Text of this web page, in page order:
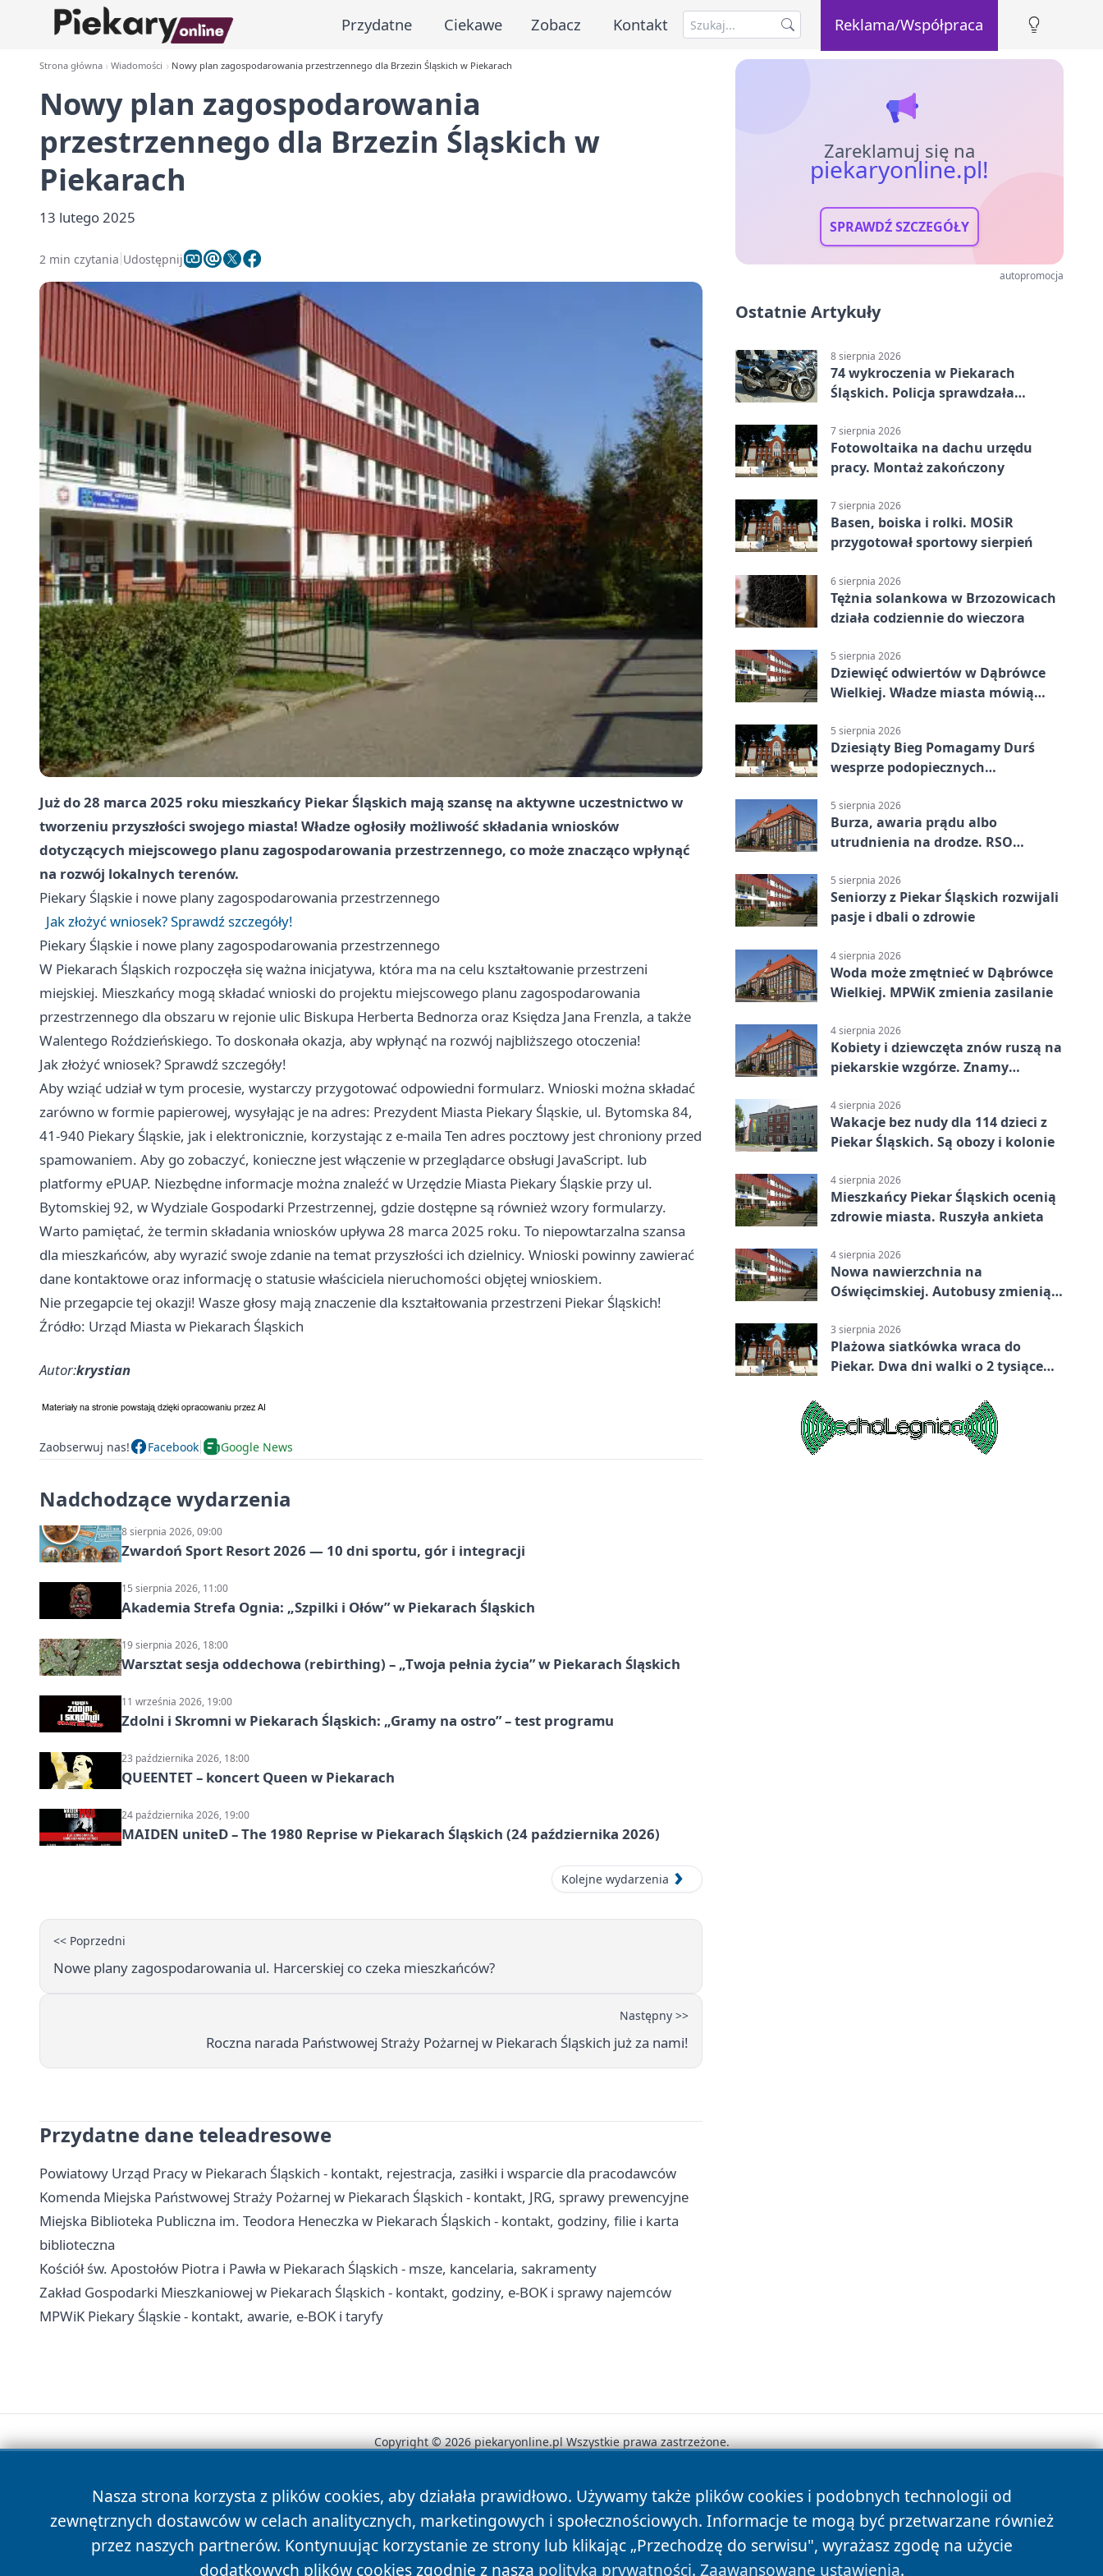
Przydatne Ciekawe Zobacz Kontakt Reklama/Współpraca
Strona główna Wiadomości Nowy plan zagospodarowania przestrzennego dla Brzezin Śląskich w Piekarach
Nowy plan zagospodarowania
przestrzennego dla Brzezin Śląskich w
Piekarach
13 lutego 2025
2 min czytania Udostępnij
Już do 28 marca 2025 roku mieszkańcy Piekar Śląskich mają szansę na aktywne uczestnictwo w
tworzeniu przyszłości swojego miasta! Władze ogłosiły możliwość składania wniosków
dotyczących miejscowego planu zagospodarowania przestrzennego, co może znacząco wpłynąć
na rozwój lokalnych terenów.
Piekary Śląskie i nowe plany zagospodarowania przestrzennego
Jak złożyć wniosek? Sprawdź szczegóły!
Piekary Śląskie i nowe plany zagospodarowania przestrzennego
W Piekarach Śląskich rozpoczęła się ważna inicjatywa, która ma na celu kształtowanie przestrzeni
miejskiej. Mieszkańcy mogą składać wnioski do projektu miejscowego planu zagospodarowania
przestrzennego dla obszaru w rejonie ulic Biskupa Herberta Bednorza oraz Księdza Jana Frenzla, a także
Walentego Roździeńskiego. To doskonała okazja, aby wpłynąć na rozwój najbliższego otoczenia!
Jak złożyć wniosek? Sprawdź szczegóły!
Aby wziąć udział w tym procesie, wystarczy przygotować odpowiedni formularz. Wnioski można składać
zarówno w formie papierowej, wysyłając je na adres: Prezydent Miasta Piekary Śląskie, ul. Bytomska 84,
41-940 Piekary Śląskie, jak i elektronicznie, korzystając z e-maila Ten adres pocztowy jest chroniony przed
spamowaniem. Aby go zobaczyć, konieczne jest włączenie w przeglądarce obsługi JavaScript. lub
platformy ePUAP. Niezbędne informacje można znaleźć w Urzędzie Miasta Piekary Śląskie przy ul.
Bytomskiej 92, w Wydziale Gospodarki Przestrzennej, gdzie dostępne są również wzory formularzy.
Warto pamiętać, że termin składania wniosków upływa 28 marca 2025 roku. To niepowtarzalna szansa
dla mieszkańców, aby wyrazić swoje zdanie na temat przyszłości ich dzielnicy. Wnioski powinny zawierać
dane kontaktowe oraz informację o statusie właściciela nieruchomości objętej wnioskiem.
Nie przegapcie tej okazji! Wasze głosy mają znaczenie dla kształtowania przestrzeni Piekar Śląskich!
Źródło: Urząd Miasta w Piekarach Śląskich
Autor:krystian
Zaobserwuj nas! Facebook Google News
Nadchodzące wydarzenia
8 sierpnia 2026, 09:00
Zwardoń Sport Resort 2026 — 10 dni sportu, gór i integracji
15 sierpnia 2026, 11:00
Akademia Strefa Ognia: „Szpilki i Ołów” w Piekarach Śląskich
19 sierpnia 2026, 18:00
Warsztat sesja oddechowa (rebirthing) – „Twoja pełnia życia” w Piekarach Śląskich
11 września 2026, 19:00
Zdolni i Skromni w Piekarach Śląskich: „Gramy na ostro” – test programu
23 października 2026, 18:00
QUEENTET – koncert Queen w Piekarach
24 października 2026, 19:00
MAIDEN uniteD – The 1980 Reprise w Piekarach Śląskich (24 października 2026)
Kolejne wydarzenia
<< Poprzedni
Nowe plany zagospodarowania ul. Harcerskiej co czeka mieszkańców?
Następny >>
Roczna narada Państwowej Straży Pożarnej w Piekarach Śląskich już za nami!
Przydatne dane teleadresowe
Powiatowy Urząd Pracy w Piekarach Śląskich - kontakt, rejestracja, zasiłki i wsparcie dla pracodawców
Komenda Miejska Państwowej Straży Pożarnej w Piekarach Śląskich - kontakt, JRG, sprawy prewencyjne
Miejska Biblioteka Publiczna im. Teodora Heneczka w Piekarach Śląskich - kontakt, godziny, filie i karta
biblioteczna
Kościół św. Apostołów Piotra i Pawła w Piekarach Śląskich - msze, kancelaria, sakramenty
Zakład Gospodarki Mieszkaniowej w Piekarach Śląskich - kontakt, godziny, e-BOK i sprawy najemców
MPWiK Piekary Śląskie - kontakt, awarie, e-BOK i taryfy
Zareklamuj się na
piekaryonline.pl!
SPRAWDŹ SZCZEGÓŁY
autopromocja
Ostatnie Artykuły
8 sierpnia 2026
74 wykroczenia w Piekarach
Śląskich. Policja sprawdzała
7 sierpnia 2026
Fotowoltaika na dachu urzędu
pracy. Montaż zakończony
7 sierpnia 2026
Basen, boiska i rolki. MOSiR
przygotował sportowy sierpień
6 sierpnia 2026
Tężnia solankowa w Brzozowicach
działa codziennie do wieczora
5 sierpnia 2026
Dziewięć odwiertów w Dąbrówce
Wielkiej. Władze miasta mówią
5 sierpnia 2026
Dziesiąty Bieg Pomagamy Durś
wesprze podopiecznych
5 sierpnia 2026
Burza, awaria prądu albo
utrudnienia na drodze. RSO
5 sierpnia 2026
Seniorzy z Piekar Śląskich rozwijali
pasje i dbali o zdrowie
4 sierpnia 2026
Woda może zmętnieć w Dąbrówce
Wielkiej. MPWiK zmienia zasilanie
4 sierpnia 2026
Kobiety i dziewczęta znów ruszą na
piekarskie wzgórze. Znamy
4 sierpnia 2026
Wakacje bez nudy dla 114 dzieci z
Piekar Śląskich. Są obozy i kolonie
4 sierpnia 2026
Mieszkańcy Piekar Śląskich ocenią
zdrowie miasta. Ruszyła ankieta
4 sierpnia 2026
Nowa nawierzchnia na
Oświęcimskiej. Autobusy zmienią
3 sierpnia 2026
Plażowa siatkówka wraca do
Piekar. Dwa dni walki o 2 tysiące
Nasza strona korzysta z plików cookies, aby działała prawidłowo. Używamy także plików cookies i podobnych technologii od
zewnętrznych dostawców w celach analitycznych, marketingowych i społecznościowych. Informacje te mogą być przetwarzane również
przez naszych partnerów. Kontynuując korzystanie ze strony lub klikając „Przechodzę do serwisu", wyrażasz zgodę na użycie
dodatkowych plików cookies zgodnie z naszą polityką prywatności. Zaawansowane ustawienia.
Copyright © 2026 piekaryonline.pl Wszystkie prawa zastrzeżone.
News Autorzy Polityka Prywatności Polityka Cookies